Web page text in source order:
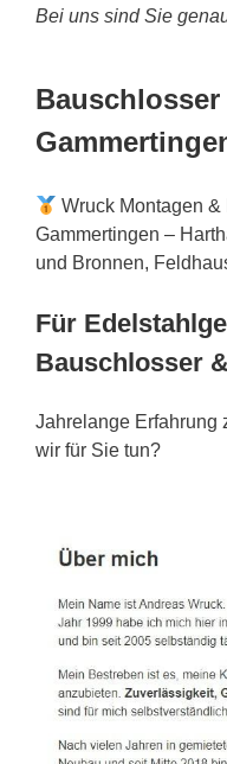
Bei uns sind Sie
Wruck Montagen
Gammertingen –
und Bronnen,
Für
Bauschlosser
Jahrelange Erfahrung
wir für Sie tun?